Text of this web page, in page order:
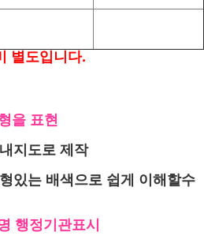
별도입니다.
을 표현
지도로 제작
있는 배색으로 쉽게 이해할수
행정기관표시